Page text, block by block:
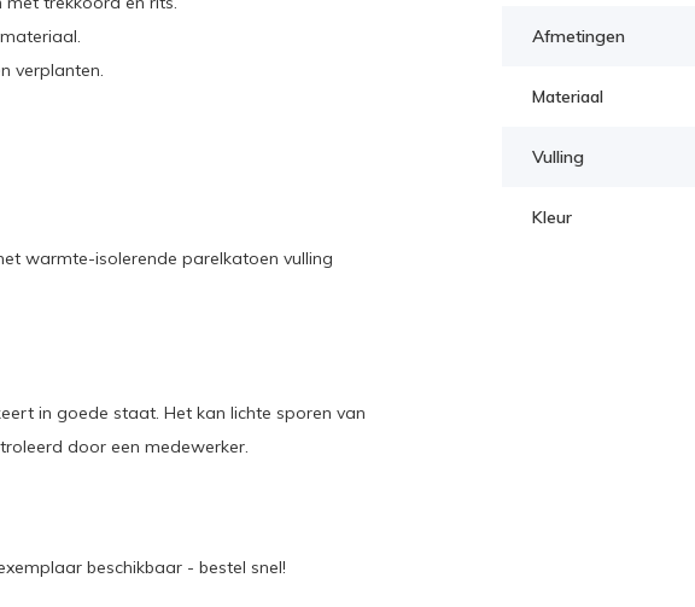
verplanten.
warmte-isolerende parelkatoen vulling
in goede staat. Het kan lichte sporen van
door een medewerker.
beschikbaar - bestel snel!
Afmetingen
Materiaal
Vulling
Kleur